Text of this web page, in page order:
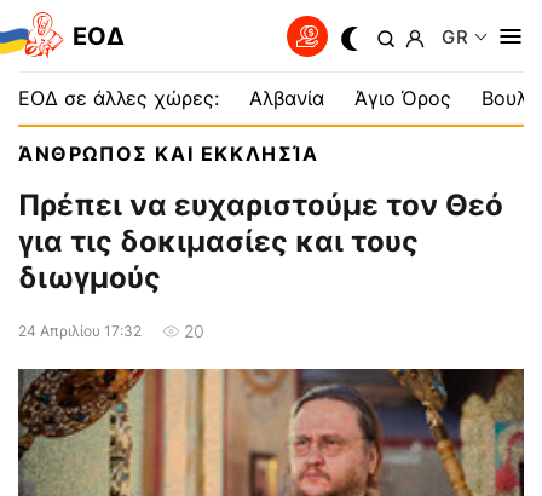
EOΔ GR
ΕΟΔ σε άλλες χώρες: Αλβανία Άγιο Όρος
ΆΝΘΡΩΠΟΣ ΚΑΙ ΕΚΚΛΗΣΊΑ
Πρέπει να ευχαριστούμε τον Θεό
για τις δοκιμασίες και τους
διωγμούς
24 Απριλίου 17:32 20